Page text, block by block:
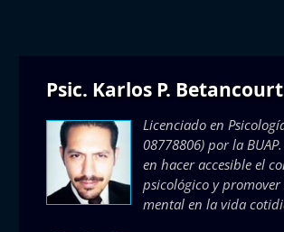
Psic. Karlos P. Betancourt
Licenciado en
08778806) por la
en hacer accesible el
psicológico y
mental en la vida